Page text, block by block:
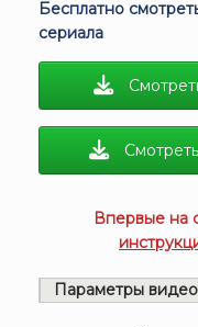
Бесплатно
сериала
Впервые на
Параметры